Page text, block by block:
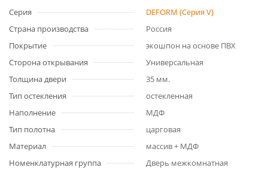
Серия
DEFORM (Серия V)
Страна производства
Россия
Покрытие
экошпон на основе ПВХ
Сторона открывания
Универсальная
Толщина двери
35 мм.
Тип остекления
остекленная
Наполнение
МДФ
Тип полотна
царговая
Материал
массив + МДФ
Номенклатурная группа
Дверь межкомнатная